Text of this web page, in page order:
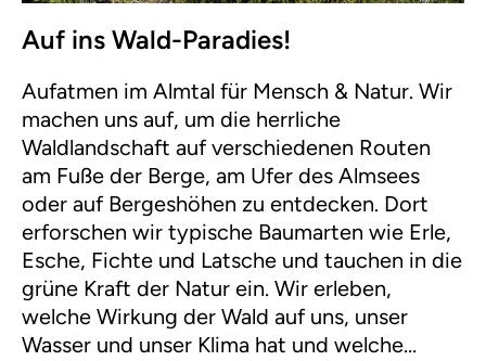
Auf ins Wald-Paradies!
Aufatmen im Almtal für Mensch & Natur. Wir
machen uns auf, um die herrliche
Waldlandschaft auf verschiedenen Routen
am Fuße der Berge, am Ufer des Almsees
oder auf Bergeshöhen zu entdecken. Dort
erforschen wir typische Baumarten wie Erle,
Esche, Fichte und Latsche und tauchen in die
grüne Kraft der Natur ein. Wir erleben,
welche Wirkung der Wald auf uns, unser
Wasser und unser Klima hat und welche